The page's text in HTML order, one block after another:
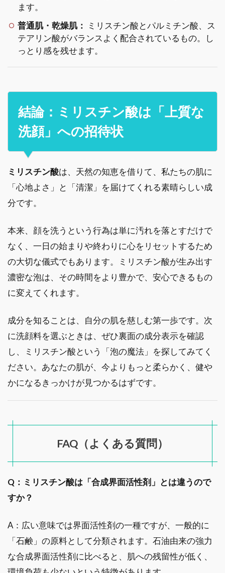
ます。
普通肌・乾燥肌：
ミリスチン酸とパルミチン酸、ス
テアリン酸がバランスよく配合されているもの。し
っとり感を残せます。
結論：ミリスチン酸は「上質な
洗顔」への招待状
ミリスチン酸は、天然の知恵を借りて、私たちの肌に
「心地よさ」と「清潔」を届けてくれる素晴らしい成
分です。
本来、顔を洗うという行為は単に汚れを落とすだけで
なく、一日の始まりや終わりに心をリセットするため
の大切な儀式でもあります。ミリスチン酸が生み出す
濃密な泡は、その時間をより豊かで、安心できるもの
に変えてくれます。
成分を知ることは、自分の肌を慈しむ第一歩です。次
に洗顔料を選ぶときは、ぜひ裏面の成分表示を確認
し、ミリスチン酸という「泡の魔法」を探してみてく
ださい。あなたの肌が、今よりもっと柔らかく、健や
かになるきっかけが見つかるはずです。
FAQ（よくある質問）
Q：ミリスチン酸は「合成界面活性剤」とは違うので
すか？
A：広い意味では界面活性剤の一種ですが、一般的に
「石鹸」の原料として分類されます。石油由来の強力
な合成界面活性剤に比べると、肌への残留性が低く、